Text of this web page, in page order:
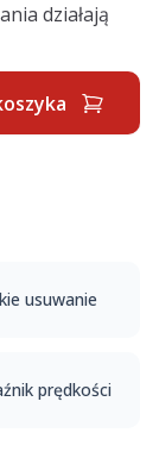
działają
usuwanie
prędkości